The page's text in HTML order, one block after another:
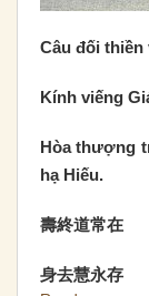
Câu đối thiền
Kính viếng
Hòa thượng
hạ Hiếu.
壽終道常在
身去慧永存